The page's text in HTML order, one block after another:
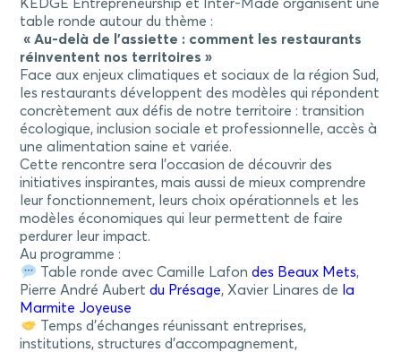
KEDGE Entrepreneurship et Inter-Made organisent une
table ronde autour du thème :
« Au-delà de l’assiette : comment les restaurants
réinventent nos territoires »
Face aux enjeux climatiques et sociaux de la région Sud,
les restaurants développent des modèles qui répondent
concrètement aux défis de notre territoire : transition
écologique, inclusion sociale et professionnelle, accès à
une alimentation saine et variée.
Cette rencontre sera l’occasion de découvrir des
initiatives inspirantes, mais aussi de mieux comprendre
leur fonctionnement, leurs choix opérationnels et les
modèles économiques qui leur permettent de faire
perdurer leur impact.
Au programme :
Table ronde avec Camille Lafon des Beaux Mets,
Pierre André Aubertdu Présage, Xavier Linares de la
Marmite Joyeuse
Temps d’échanges réunissant entreprises,
institutions, structures d’accompagnement,